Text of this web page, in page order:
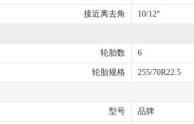
接近离去角 10/12°
轮胎数 6
轮胎规格 255/70R22.5
型号 品牌